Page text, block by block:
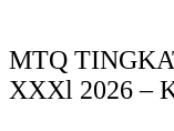
MTQ
XXXl 2026 –